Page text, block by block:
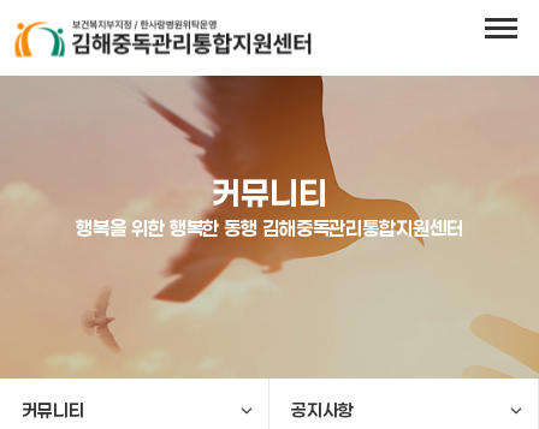
커뮤니티
행복을 위한 행복한 동행 김해중독관리통합지원센터
커뮤니티 공지사항